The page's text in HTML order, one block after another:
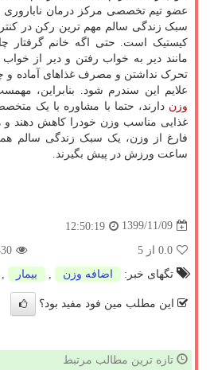
عضو تیم تخصصی مرکز درمان ناباروری
سبک زندگی سالم مهم ترین رکن در
کیستیک است. حتی اگه خانم گرفتار
مانند دیر به خواب رفتن و دیر از
تحرک نداشتن و مصرف غذاهای آماده
علایم این سندرم شود. بنابراین،
وزن دارند، حتما با مشاوره با یک
غذایی مناسب وزن خودرا کاهش دهند و
فارغ از وزن، یک سبک زندگی سالم
ساعت ورزش در پیش بگیرند.
1399/11/09
12:50:19
0.0 از 5
تگهای خبر:
اضافه وزن بیمار
این مطلب مین فود مفید بود؟
تازه ترین مطالب مرتبط